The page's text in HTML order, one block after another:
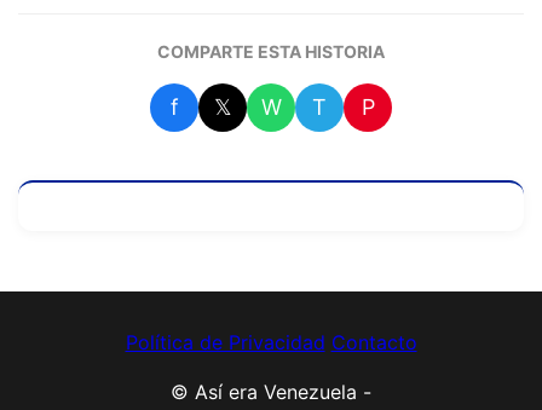
COMPARTE ESTA HISTORIA
f 𝕏 W T P
Política de Privacidad Contacto
© Así era Venezuela -